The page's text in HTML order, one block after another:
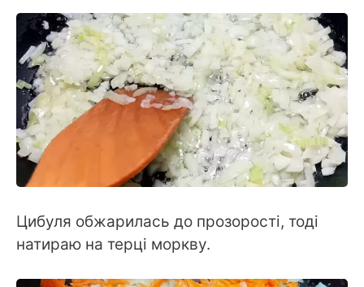
Цибуля обжарилась до прозорості, тоді
натираю на терці моркву.